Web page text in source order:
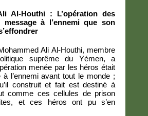
Al-Houthi : L’opération des
à l’ennemi que son
Ali Al-Houthi, membre
suprême du Yémen, a
menée par les héros était
l’ennemi avant tout le monde ;
construit et fait est destiné à
comme ces cellules de prison
et ces héros ont pu s’en